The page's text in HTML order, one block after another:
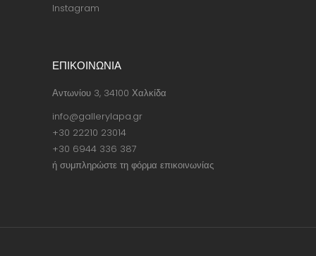
Instagram
ΕΠΙΚΟΙΝΩΝΙΑ
Αντωνίου 3, 34100 Χαλκίδα
info@gallerylapa.gr
+30 22210 23014
+30 6944 336 387
ή συμπληρώστε τη φόρμα επικοινωνίας